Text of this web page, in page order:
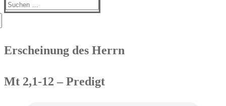
Suchen
Erscheinung des Herrn
Mt 2,1-12 – Predigt